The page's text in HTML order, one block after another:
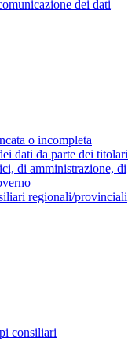
dei dati
o incompleta
dati da parte dei titolari
di amministrazione, di
regionali/provinciali
consiliari